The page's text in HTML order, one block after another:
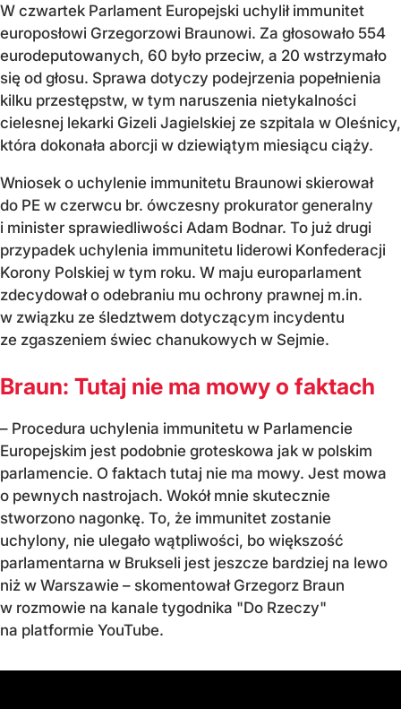
W czwartek Parlament Europejski uchylił immunitet
europosłowi Grzegorzowi Braunowi. Za głosowało 554
eurodeputowanych, 60 było przeciw, a 20 wstrzymało
się od głosu. Sprawa dotyczy podejrzenia popełnienia
kilku przestępstw, w tym naruszenia nietykalności
cielesnej lekarki Gizeli Jagielskiej ze szpitala w Oleśnicy,
która dokonała aborcji w dziewiątym miesiącu ciąży.
Wniosek o uchylenie immunitetu Braunowi skierował
do PE w czerwcu br. ówczesny prokurator generalny
i minister sprawiedliwości Adam Bodnar. To już drugi
przypadek uchylenia immunitetu liderowi Konfederacji
Korony Polskiej w tym roku. W maju europarlament
zdecydował o odebraniu mu ochrony prawnej m.in.
w związku ze śledztwem dotyczącym incydentu
ze zgaszeniem świec chanukowych w Sejmie.
Braun: Tutaj nie ma mowy o faktach
– Procedura uchylenia immunitetu w Parlamencie
Europejskim jest podobnie groteskowa jak w polskim
parlamencie. O faktach tutaj nie ma mowy. Jest mowa
o pewnych nastrojach. Wokół mnie skutecznie
stworzono nagonkę. To, że immunitet zostanie
uchylony, nie ulegało wątpliwości, bo większość
parlamentarna w Brukseli jest jeszcze bardziej na lewo
niż w Warszawie – skomentował Grzegorz Braun
w rozmowie na kanale tygodnika "Do Rzeczy"
na platformie YouTube.